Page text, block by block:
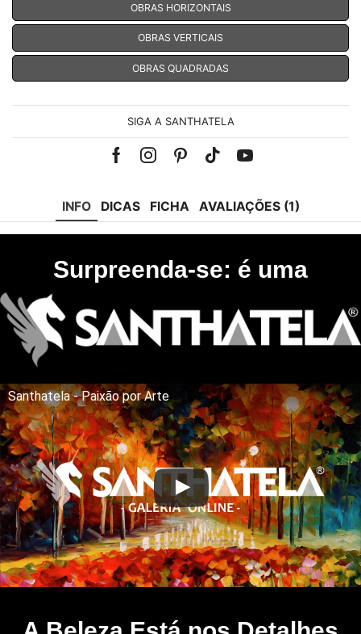
OBRAS HORIZONTAIS
OBRAS VERTICAIS
OBRAS QUADRADAS
SIGA A SANTHATELA
Facebook
Instagram
Pinterest
Tik-Youtube
INFO DICAS FICHA AVALIAÇÕES (1)
Surpreenda-se: é uma
Santhatela - Paixão por Arte